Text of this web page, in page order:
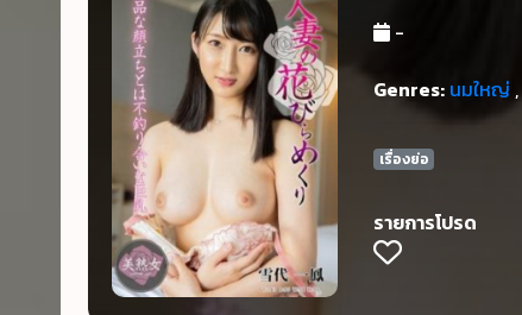
-
Genres: นมใหญ่ ,
เรื่องย่อ
รายการโปรด